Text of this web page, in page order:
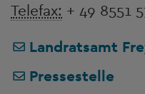
Telefax: + 49 8551
Landratsamt
Pressestelle